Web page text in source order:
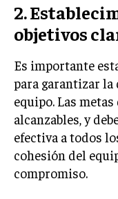
plantas y el desarrollo
Aparece en
2.
objetivos
Es importante
para garantizar la
equipo. Las
alcanzables, y
efectiva a todos
cohesión del
compromiso.